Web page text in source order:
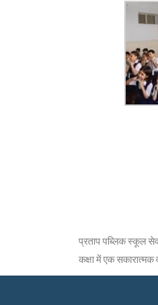
प्रताप पब्लिक स्कूल
कक्षा में एक सकारात्मक